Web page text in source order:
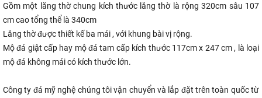
Gồm một lăng thờ chung kích thước lăng thờ là rộng 320cm sâu 107
cm cao tổng thể là 340cm
Lăng thờ được thiết kế ba mái , với khung bài vị rộng.
Mộ đá giật cấp hay mộ đá tam cấpkích thước 117cm x 247 cm , là loại
mộ đá không mái có kích thước lớn.
Công ty đá mỹ nghệ chúng tôi vận chuyển và lắp đặt trên toàn quốc từ